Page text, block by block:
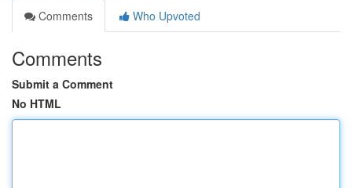
Comments
Who Upvoted
Comments
Submit a Comment
No HTML